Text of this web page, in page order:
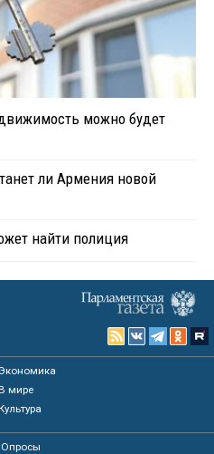
можно будет
ли Армения новой
найти полиция
мире
Опросы